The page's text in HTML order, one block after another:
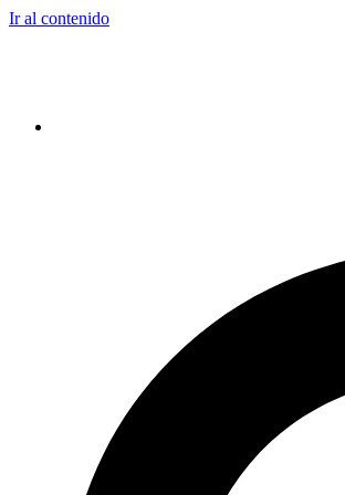
Ir al contenido